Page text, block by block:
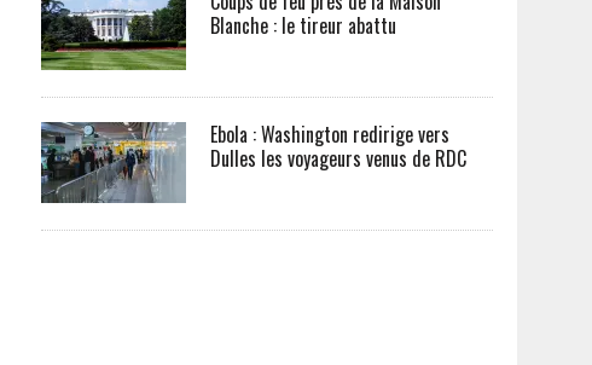
Blanche : le tireur abattu
Ebola : Washington redirige vers
Dulles les voyageurs venus de RDC